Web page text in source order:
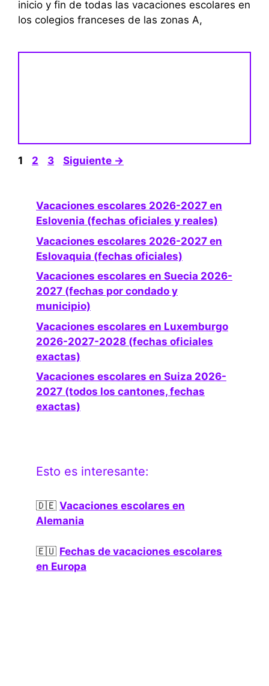
inicio y fin de todas las vacaciones escolares en
los colegios franceses de las zonas A,
Página
1 Página
2 Página
3 Siguiente →
Vacaciones escolares 2026-2027 en
Eslovenia (fechas oficiales y reales)
Vacaciones escolares 2026-2027 en
Eslovaquia (fechas oficiales)
Vacaciones escolares en Suecia 2026-
2027 (fechas por condado y
municipio)
Vacaciones escolares en Luxemburgo
2026-2027-2028 (fechas oficiales
exactas)
Vacaciones escolares en Suiza 2026-
2027 (todos los cantones, fechas
exactas)
Esto es interesante:
🇩🇪 Vacaciones escolares en
Alemania
🇪🇺 Fechas de vacaciones escolares
en Europa